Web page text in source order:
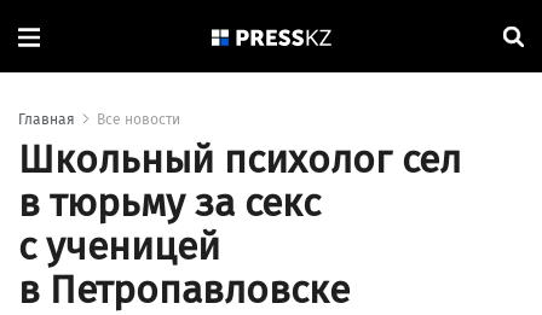
Главная Все новости
Школьный психолог сел
в тюрьму за секс
с ученицей
в Петропавловске